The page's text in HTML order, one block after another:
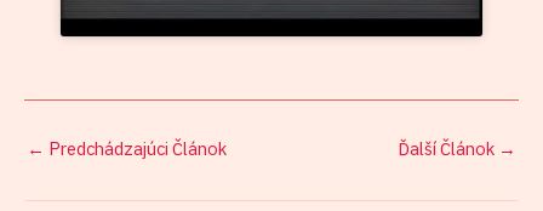
← Predchádzajúci Článok Ďalší Článok →